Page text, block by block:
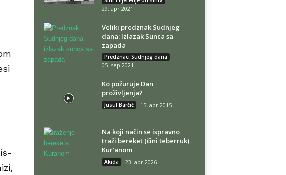
29. apr 2021.
Veliki predznak Sudnjeg
dana: Izlazak Sunca sa
zapada
Predznaci Sudnjeg dana
05. sep 2021.
Ko požuruje Dan
proživljenja?
Jusuf Barčić 15. apr 2015.
Na koji način se ispravno
traži bereket (čini teberruk)
Kur’anom
Akida 23. apr 2026.